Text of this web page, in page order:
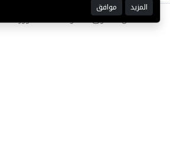
©2025 كل الحقوق محفوظة منصة توور
المزيد موافق